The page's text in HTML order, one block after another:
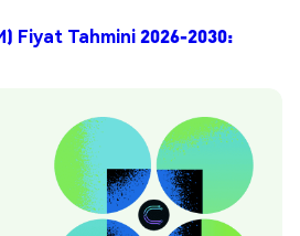
Fiyat Tahmini 2026-2030: